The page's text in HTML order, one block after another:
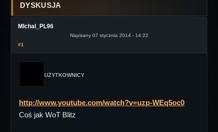
DYSKUSJA
MIchal_PL96
Napisany 07 stycznia 2014 - 14:22
#1
UŻYTKOWNICY
http://www.youtube.com/watch?v=uzp-WEq5oc0
Coś jak WoT Blitz